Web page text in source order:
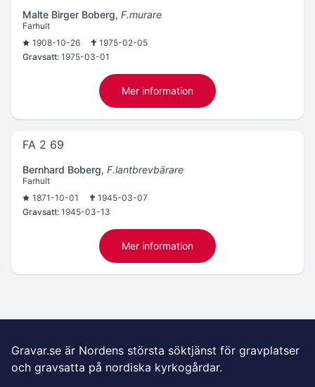
Malte Birger Boberg, F.murare
Farhult
1908-10-26
1975-02-05
Gravsatt: 1975-03-01
Mer information
FA 2 69
Bernhard Boberg, F.lantbrevbärare
Farhult
1871-10-01
1945-03-07
Gravsatt: 1945-03-13
Mer information
Gravar.se är Nordens största söktjänst för gravplatser
och gravsatta på nordiska kyrkogårdar.